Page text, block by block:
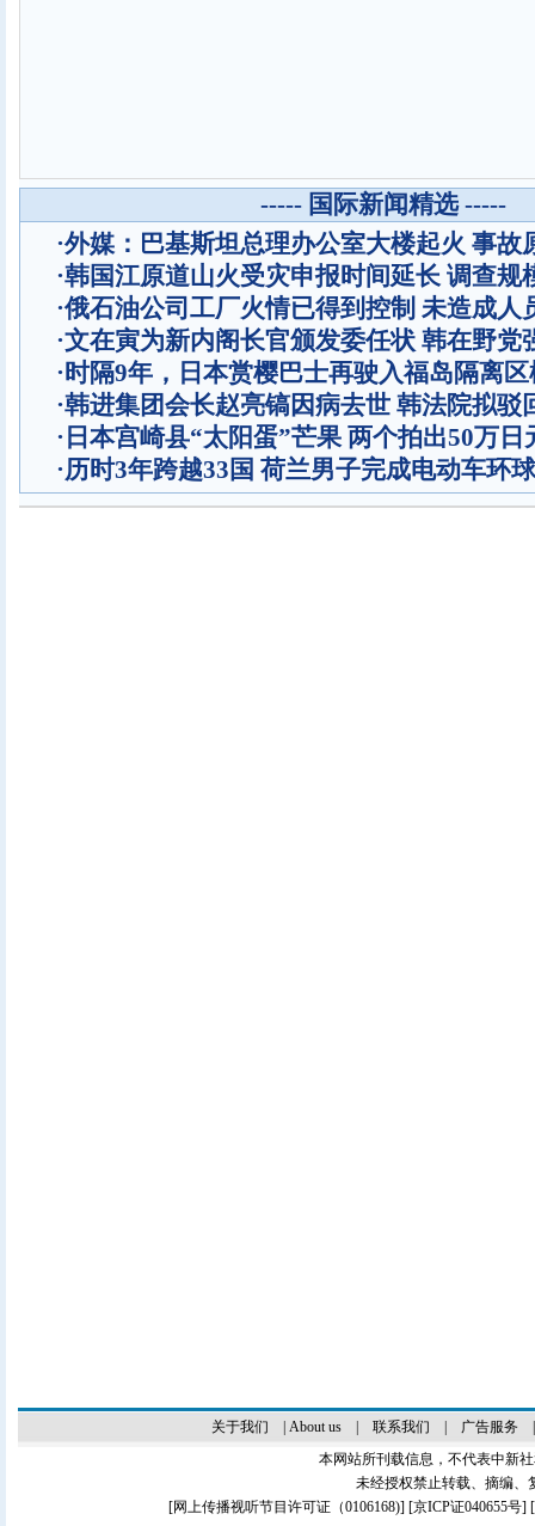
----- 国际新闻精选 -----
·外媒：巴基斯坦总理办公室大楼起火 事故
·韩国江原道山火受灾申报时间延长 调查规
·俄石油公司工厂火情已得到控制 未造成人
·文在寅为新内阁长官颁发委任状 韩在野党
·时隔9年，日本赏樱巴士再驶入福岛隔离
·韩进集团会长赵亮镐因病去世 韩法院拟驳
· 日本宫崎县“太阳蛋”芒果 两个拍出50万日
·历时3年跨越33国 荷兰男子完成电动车环
关于我们 About us| 联系我们 广告服务
本网站所刊载信息，不代表中新
未经授权禁止转载、摘编、
[网上传播视听节目许可证（0106168)] [京ICP证040655号]